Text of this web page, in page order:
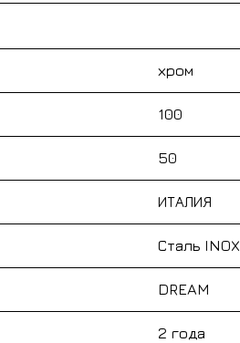
хром
100
50
ИТАЛИЯ
Сталь INOX
DREAM
2 года